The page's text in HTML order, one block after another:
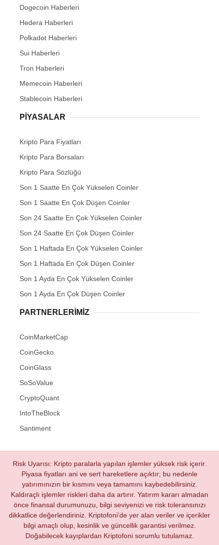
Dogecoin Haberleri
Hedera Haberleri
Polkadot Haberleri
Sui Haberleri
Tron Haberleri
Memecoin Haberleri
Stablecoin Haberleri
PIYASALAR
Kripto Para Fiyatları
Kripto Para Borsaları
Kripto Para Sözlüğü
Son 1 Saatte En Çok Yükselen Coinler
Son 1 Saatte En Çok Düşen Coinler
Son 24 Saatte En Çok Yükselen Coinler
Son 24 Saatte En Çok Düşen Coinler
Son 1 Haftada En Çok Yükselen Coinler
Son 1 Haftada En Çok Düşen Coinler
Son 1 Ayda En Çok Yükselen Coinler
Son 1 Ayda En Çok Düşen Coinler
PARTNERLERIMIZ
CoinMarketCap
CoinGecko
CoinGlass
SoSoValue
CryptoQuant
IntoTheBlock
Santiment
Risk Uyarısı: Kripto paralarla yapılan işlemler yüksek risk içerir.
Piyasa fiyatları ani ve sert hareketlere açıktır; bu nedenle
yatırımınızın bir kısmını veya tamamını kaybedebilirsiniz.
Kaldıraçlı işlemler riskleri daha da artırır. Yatırım kararı almadan
önce finansal durumunuzu, bilgi seviyenizi ve risk toleransınızı
dikkatlice değerlendiriniz. Kriptofoni’de yer alan veriler ve içerikler
bilgi amaçlı olup, kesinlik ve güncellik garantisi verilmez.
Doğabilecek kayıplardan Kriptofoni sorumlu tutulamaz.